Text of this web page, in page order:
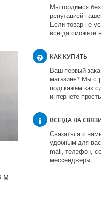
Мы гордимся
репутацией
Если товар не
всегда сможете
КАК КУПИТЬ
Ваш первый
магазине? Мы с
подскажем как
интернете
ВСЕГДА НА
Связаться с
удобным для
mail, телефон,
мессенджеры.
м